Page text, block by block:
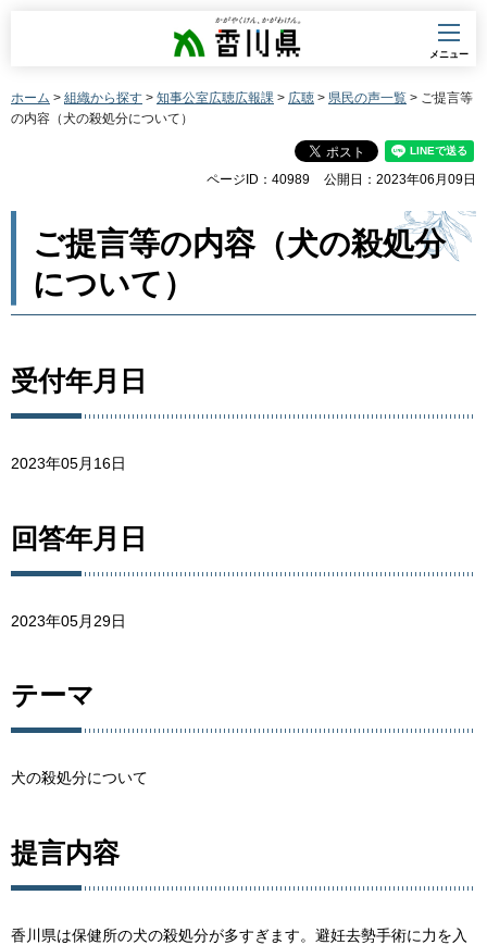
香川県
メニュー
ホーム > 組織から探す > 知事公室広聴広報課 > 広聴 > 県民の声一覧 > ご提言等
の内容（犬の殺処分について）
ページID：40989 公開日：2023年06月09日
ご提言等の内容（犬の殺処分
について）
受付年月日
2023年05月16日
回答年月日
2023年05月29日
テーマ
犬の殺処分について
提言内容
香川県は保健所の犬の殺処分が多すぎます。避妊去勢手術に力を入